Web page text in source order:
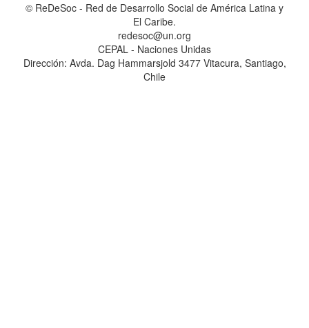
© ReDeSoc - Red de Desarrollo Social de América Latina y
El Caribe.
redesoc@un.org
CEPAL - Naciones Unidas
Dirección: Avda. Dag Hammarsjold 3477 Vitacura, Santiago,
Chile